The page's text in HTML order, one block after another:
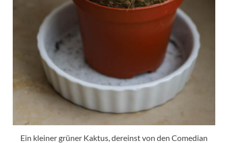
Ein kleiner grüner Kaktus, dereinst von den Comedian